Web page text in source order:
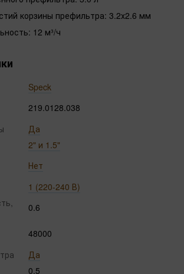
корзины префильтра: 3.2х2.6 мм
12 м³/ч
Speck
219.0128.038
Да
2" и 1.5"
Нет
1 (220-240 В)
0.6
48000
Да
0.5